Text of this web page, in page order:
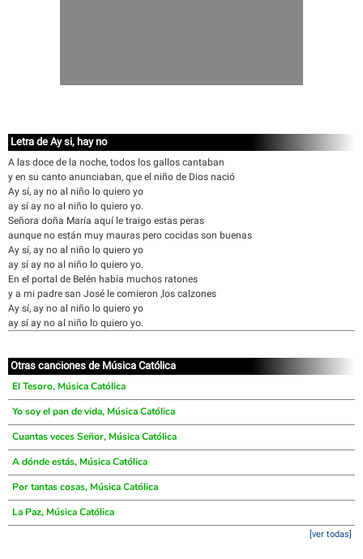
Letra de Ay si, hay no
A las doce de la noche, todos los gallos cantaban
y en su canto anunciaban, que el niño de Dios nació
Ay sí, ay no al niño lo quiero yo
ay sí ay no al niño lo quiero yo.
Señora doña María aquí le traigo estas peras
aunque no están muy mauras pero cocidas son buenas
Ay sí, ay no al niño lo quiero yo
ay sí ay no al niño lo quiero yo.
En el portal de Belén había muchos ratones
y a mi padre san José le comieron ,los calzones
Ay sí, ay no al niño lo quiero yo
ay sí ay no al niño lo quiero yo.
Otras canciones de Música Católica
El Tesoro, Música Católica
Yo soy el pan de vida, Música Católica
Cuantas veces Señor, Música Católica
A dónde estás, Música Católica
Por tantas cosas, Música Católica
La Paz, Música Católica
[ver todas]